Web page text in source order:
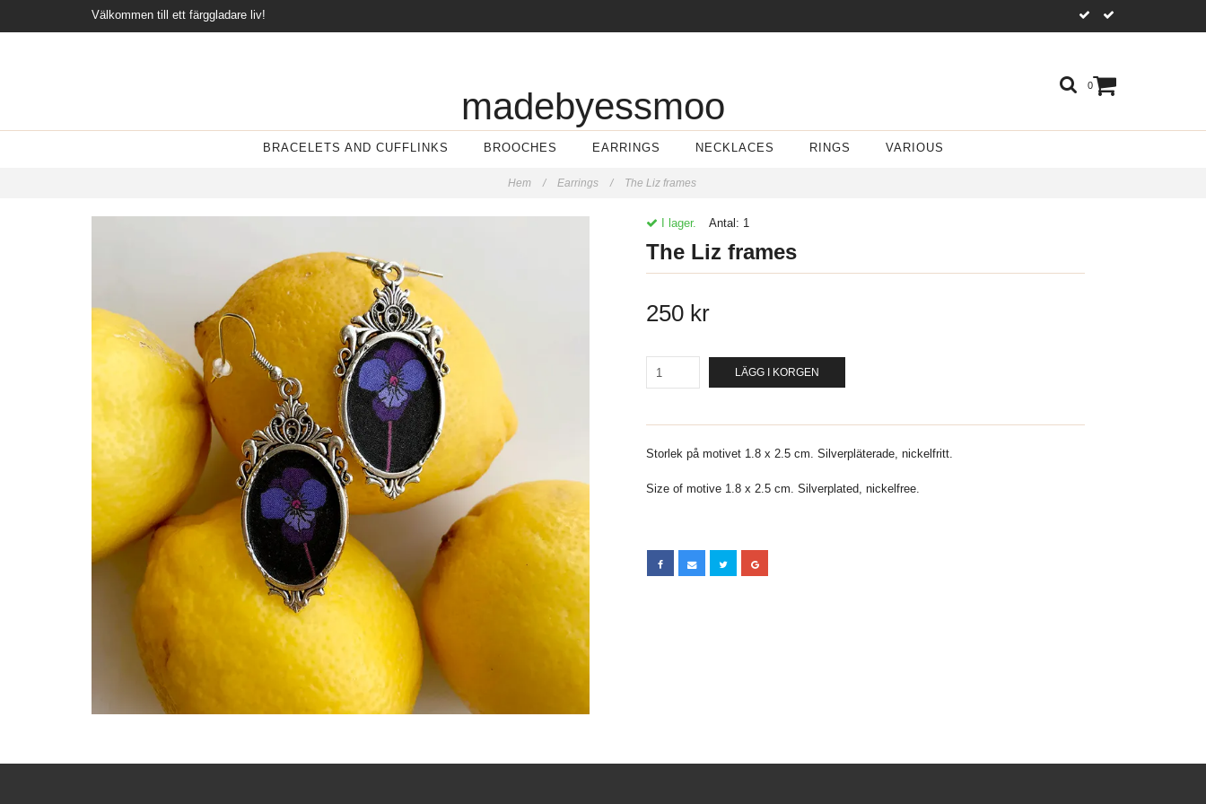
Välkommen till ett färggladare liv!
0
madebyessmoo
BRACELETS AND CUFFLINKS BROOCHES EARRINGS NECKLACES RINGS VARIOUS
Hem / Earrings / The Liz frames
I lager. Antal: 1
The Liz frames
250 kr
LÄGG I KORGEN
Storlek på motivet 1.8 x 2.5 cm. Silverpläterade, nickelfritt.
Size of motive 1.8 x 2.5 cm. Silverplated, nickelfree.